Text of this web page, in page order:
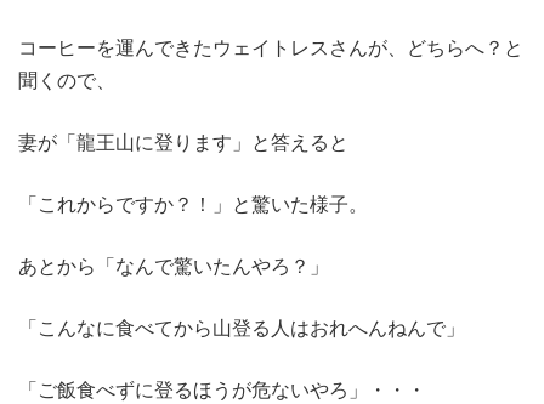
コーヒーを運んできたウェイトレスさんが、どちらへ？と
聞くので、
妻が「龍王山に登ります」と答えると
「これからですか？！」と驚いた様子。
あとから「なんで驚いたんやろ？」
「こんなに食べてから山登る人はおれへんねんで」
「ご飯食べずに登るほうが危ないやろ」・・・